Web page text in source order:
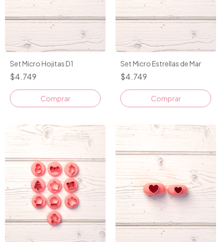
Set Micro Hojitas D1
$4.749
Set Micro Estrellas de Mar
$4.749